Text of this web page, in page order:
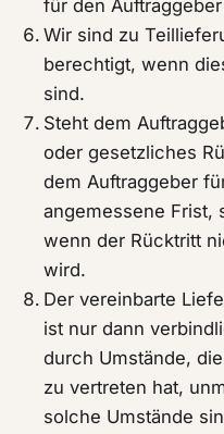
für den
Wir sind zu
berechtigt, wenn
sind.
Steht dem
oder gesetzliches
dem Auftraggeber
angemessene Frist,
wenn der Rücktritt
wird.
Der vereinbarte
ist nur dann
durch Umstände,
zu vertreten hat,
solche Umstände